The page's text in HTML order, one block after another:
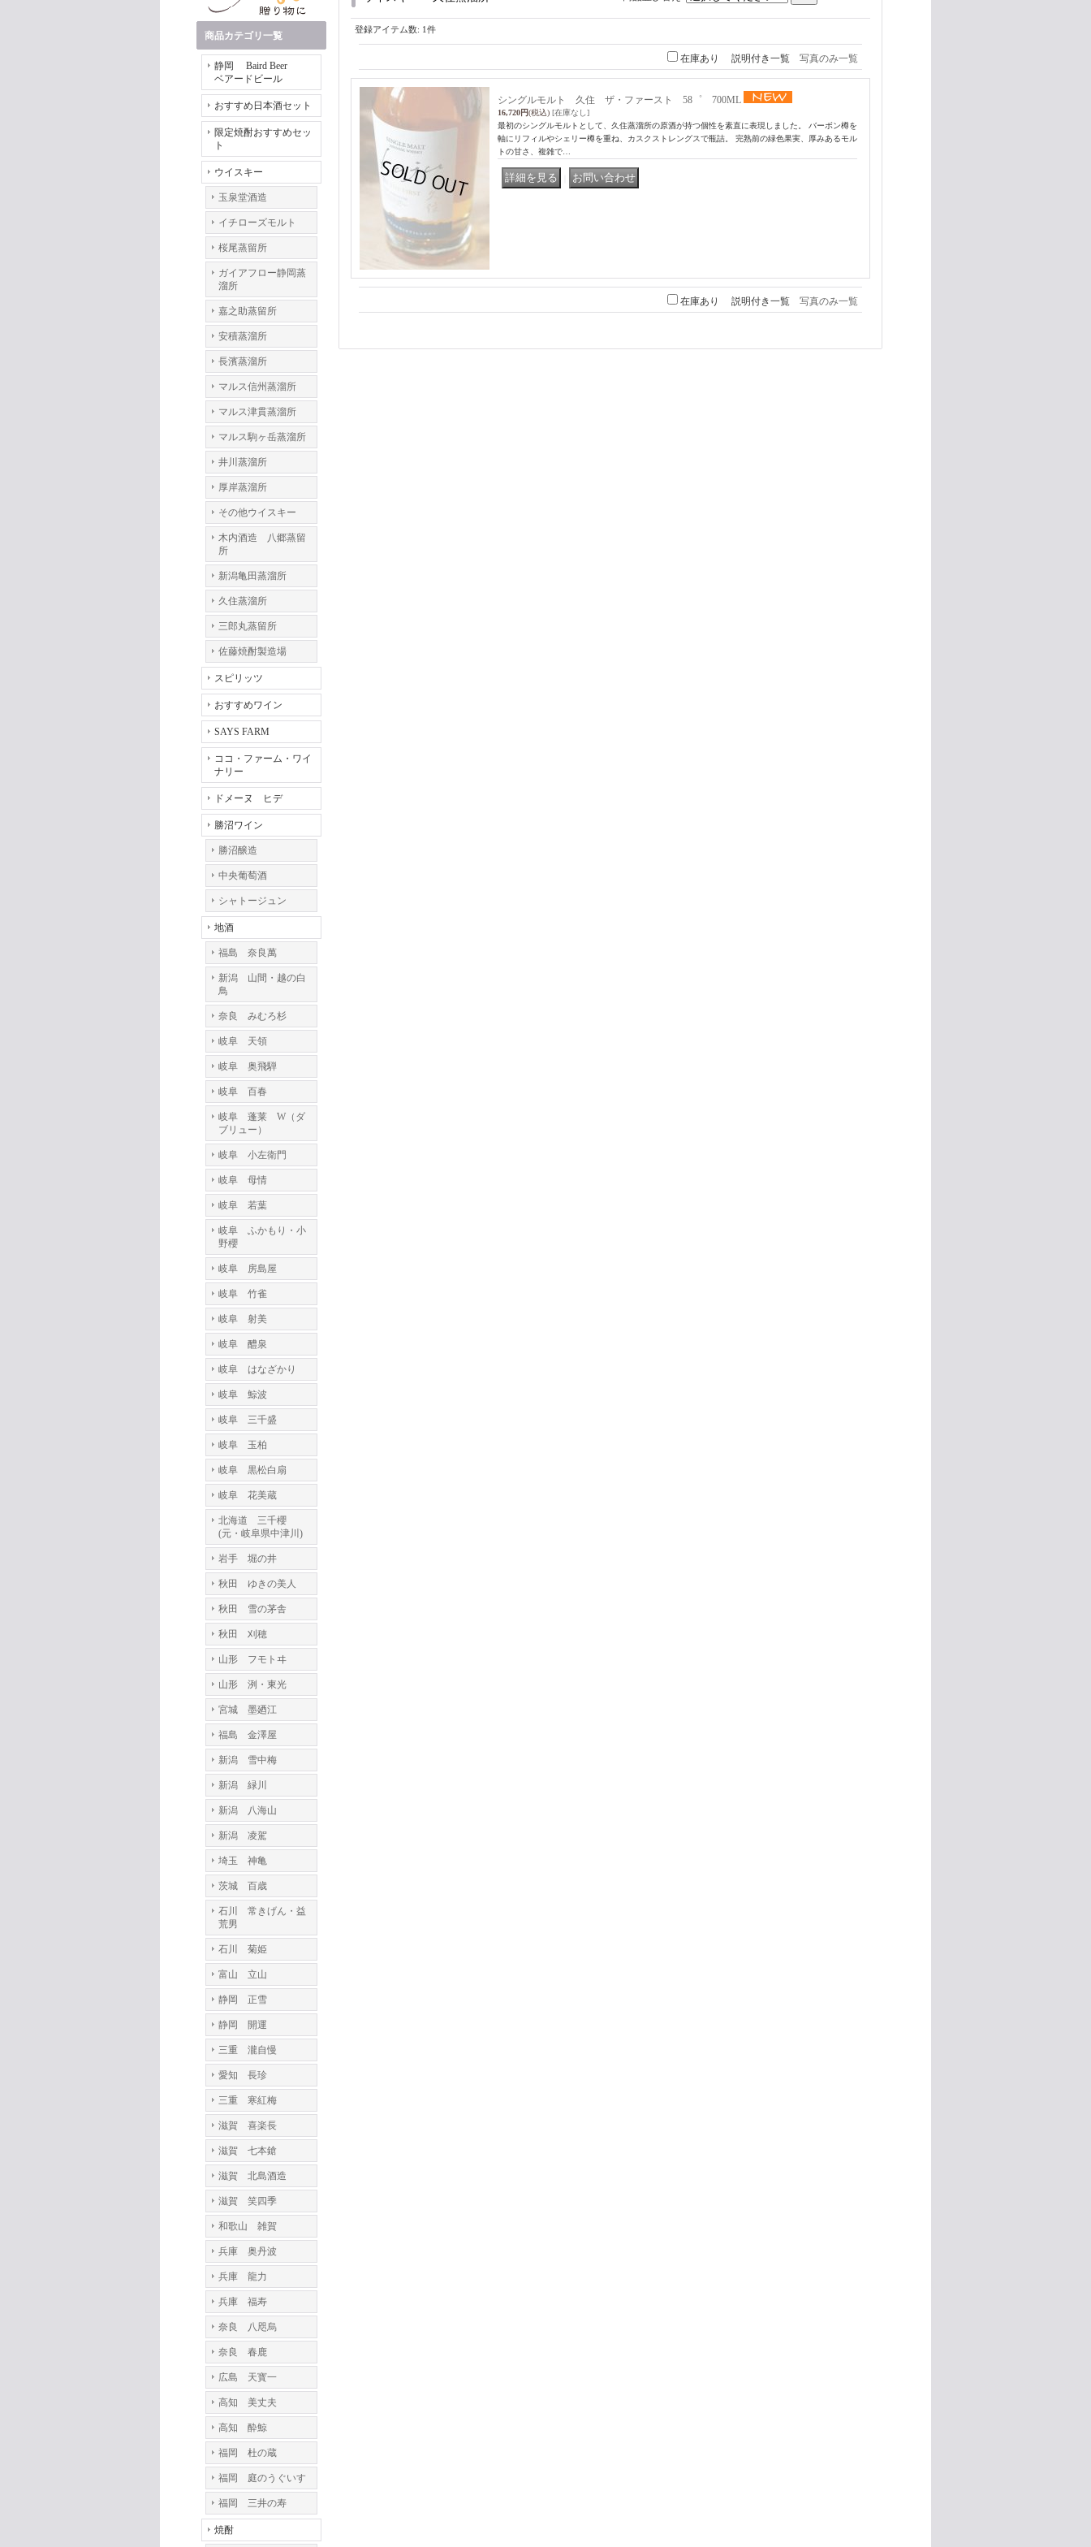
商品カテゴリ一覧
静岡 Baird Beer
ベアードビール
おすすめ日本酒セット
限定焼酎おすすめセッ
ト
ウイスキー
玉泉堂酒造
イチローズモルト
桜尾蒸留所
ガイアフロー静岡蒸
溜所
嘉之助蒸留所
安積蒸溜所
長濱蒸溜所
マルス信州蒸溜所
マルス津貫蒸溜所
マルス駒ヶ岳蒸溜所
井川蒸溜所
厚岸蒸溜所
その他ウイスキー
木内酒造 八郷蒸留
所
新潟亀田蒸溜所
久住蒸溜所
三郎丸蒸留所
佐藤焼酎製造場
スピリッツ
おすすめワイン
SAYS FARM
ココ・ファーム・ワイ
ナリー
ドメーヌ ヒデ
勝沼ワイン
勝沼醸造
中央葡萄酒
シャトージュン
地酒
福島 奈良萬
新潟 山間・越の白
鳥
奈良 みむろ杉
岐阜 天領
岐阜 奥飛騨
岐阜 百春
岐阜 蓬莱 W（ダ
ブリュー）
岐阜 小左衛門
岐阜 母情
岐阜 若葉
岐阜 ふかもり・小
野櫻
岐阜 房島屋
岐阜 竹雀
岐阜 射美
岐阜 醴泉
岐阜 はなざかり
岐阜 鯨波
岐阜 三千盛
岐阜 玉柏
岐阜 黒松白扇
岐阜 花美蔵
北海道 三千櫻
(元・岐阜県中津川)
岩手 堀の井
秋田 ゆきの美人
秋田 雪の茅舎
秋田 刈穂
山形 フモトヰ
山形 洌・東光
宮城 墨廼江
福島 金澤屋
新潟 雪中梅
新潟 緑川
新潟 八海山
新潟 凌駕
埼玉 神亀
茨城 百歳
石川 常きげん・益
荒男
石川 菊姫
富山 立山
静岡 正雪
静岡 開運
三重 瀧自慢
愛知 長珍
三重 寒紅梅
滋賀 喜楽長
滋賀 七本鎗
滋賀 北島酒造
滋賀 笑四季
和歌山 雑賀
兵庫 奥丹波
兵庫 龍力
兵庫 福寿
奈良 八咫烏
奈良 春鹿
広島 天寳一
高知 美丈夫
高知 酔鯨
福岡 杜の蔵
福岡 庭のうぐいす
福岡 三井の寿
焼酎
登録アイテム数: 1件
在庫あり 説明付き一覧 写真のみ一覧
シングルモルト 久住 ザ・ファースト 58゜ 700ML
16,720円(税込) [在庫なし]
最初のシングルモルトとして、久住蒸溜所の原酒が持つ個性を素直に表現しました。 バーボン樽を
軸にリフィルやシェリー樽を重ね、カスクストレングスで瓶詰。 完熟前の緑色果実、厚みあるモル
トの甘さ、複雑で…
在庫あり 説明付き一覧 写真のみ一覧